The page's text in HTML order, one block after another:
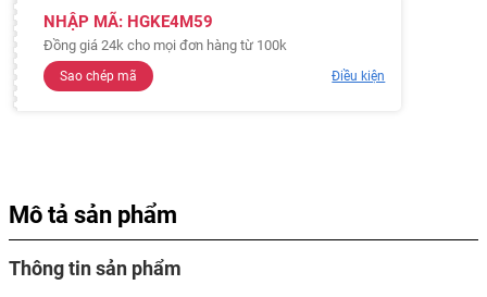
NHẬP MÃ: HGKE4M59
Đồng giá 24k cho mọi đơn hàng từ 100k
Sao chép mã Điều kiện
Mô tả sản phẩm
Thông tin sản phẩm